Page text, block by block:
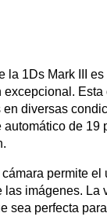
la 1Ds Mark III
diversas
de
permite
imágenes. La
sea perfecta